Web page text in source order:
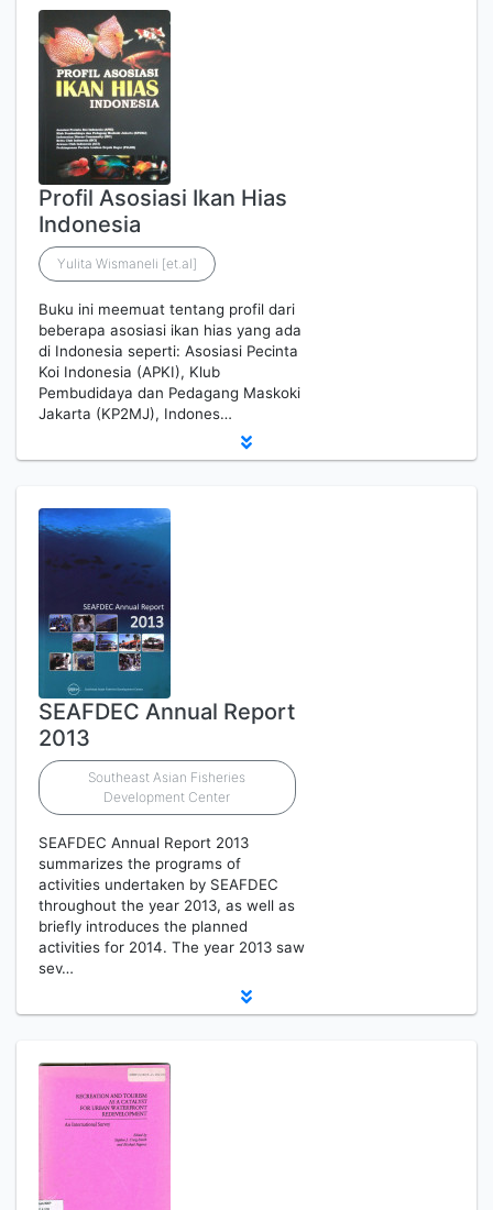
Profil Asosiasi Ikan Hias
Indonesia
Yulita Wismaneli [et.al]
Buku ini meemuat tentang profil dari
beberapa asosiasi ikan hias yang ada
di Indonesia seperti: Asosiasi Pecinta
Koi Indonesia (APKI), Klub
Pembudidaya dan Pedagang Maskoki
Jakarta (KP2MJ), Indones…
SEAFDEC Annual Report
2013
Southeast Asian Fisheries
Development Center
SEAFDEC Annual Report 2013
summarizes the programs of
activities undertaken by SEAFDEC
throughout the year 2013, as well as
briefly introduces the planned
activities for 2014. The year 2013 saw
sev…